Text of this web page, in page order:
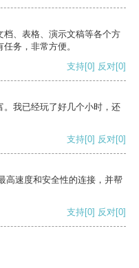
、表格、演示文稿等各个方
务，非常方便。
支持[0] 反对[0]
我已经玩了好几个小时，还
支持[0] 反对[0]
高速度和安全性的连接，并帮
支持[0] 反对[0]